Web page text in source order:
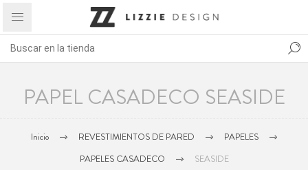
PAPEL CASADECO SEASIDE
Inicio REVESTIMIENTOS DE PARED
PAPELES
PAPELES CASADECO
SEASIDE